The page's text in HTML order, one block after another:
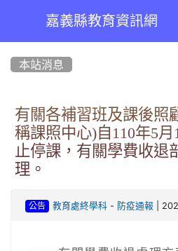
嘉義縣教育資訊網
本站消息
有關各補習班及課後照
稱課照中心)自110年5月
止停課，有關學費收退
理。
公告 教育處終學科- 防疫通報 |